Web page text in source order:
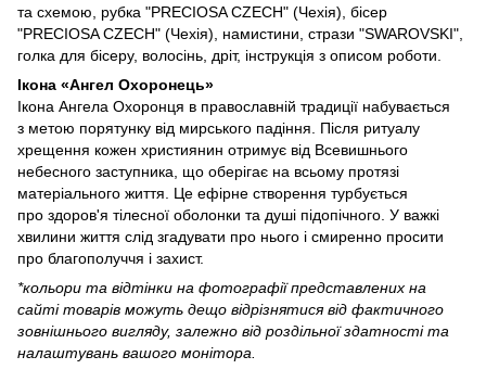
та схемою, рубка "PRECIOSA CZECH" (Чехія), бісер
"PRECIOSA CZECH" (Чехія), намистини, стрази "SWAROVSKI",
голка для бісеру, волосінь, дріт, інструкція з описом роботи.
Ікона «Ангел Охоронець»
Ікона Ангела Охоронця в православній традиції набувається
з метою порятунку від мирського падіння. Після ритуалу
хрещення кожен християнин отримує від Всевишнього
небесного заступника, що оберігає на всьому протязі
матеріального життя. Це ефірне створення турбується
про здоров'я тілесної оболонки та душі підопічного. У важкі
хвилини життя слід згадувати про нього і смиренно просити
про благополуччя і захист.
*кольори та відтінки на фотографії представлених на
сайті товарів можуть дещо відрізнятися від фактичного
зовнішнього вигляду, залежно від роздільної здатності та
налаштувань вашого монітора.